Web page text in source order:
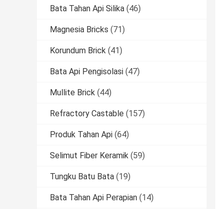
Bata Tahan Api Silika (46)
Magnesia Bricks (71)
Korundum Brick (41)
Bata Api Pengisolasi (47)
Mullite Brick (44)
Refractory Castable (157)
Produk Tahan Api (64)
Selimut Fiber Keramik (59)
Tungku Batu Bata (19)
Bata Tahan Api Perapian (14)